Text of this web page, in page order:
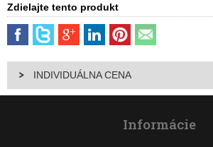
Zdielajte tento produkt
INDIVIDUÁLNA CENA
Informácie